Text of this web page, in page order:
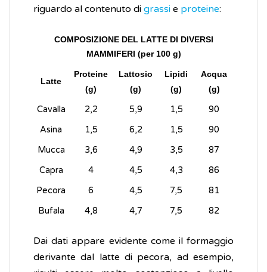
riguardo al contenuto di grassi e proteine:
COMPOSIZIONE DEL LATTE DI DIVERSI
MAMMIFERI (per 100 g)
Latte
Proteine
(g)
Lattosio
(g)
Lipidi
(g)
Acqua
(g)
Cavalla 2,2 5,9 1,5
90
Asina
1,5 6,2 1,5
90
Mucca
3,6 4,9 3,5
87
Capra
4 4,5 4,3
86
Pecora
6 4,5 7,5
81
Bufala
4,8 4,7 7,5 82
Dai dati appare evidente come il formaggio
derivante dal latte di pecora, ad esempio,